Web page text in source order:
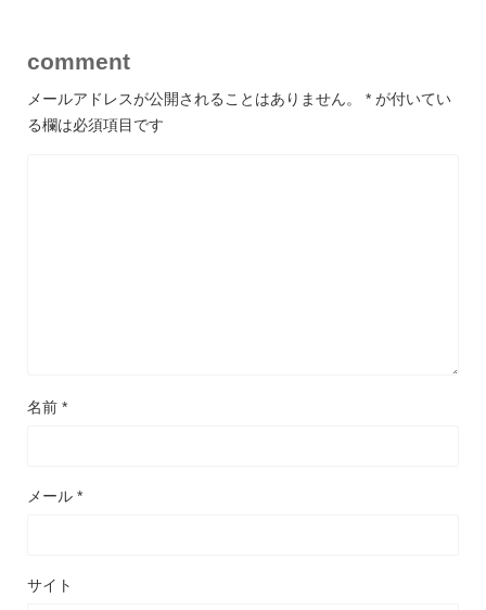
comment
メールアドレスが公開されることはありません。 * が付いてい
る欄は必須項目です
名前 *
メール *
サイト